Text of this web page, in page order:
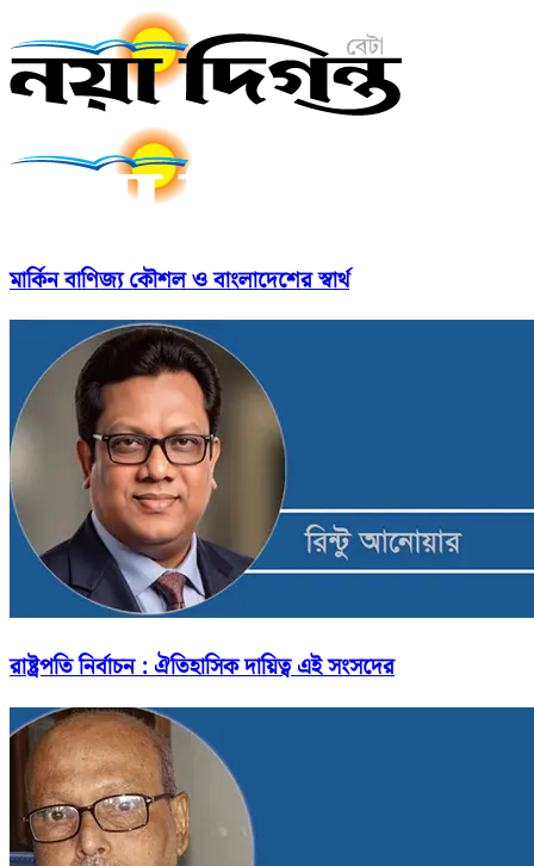
মার্কিন বাণিজ্য কৌশল ও বাংলাদেশের স্বার্থ
রাষ্ট্রপতি নির্বাচন : ঐতিহাসিক দায়িত্ব এই সংসদের